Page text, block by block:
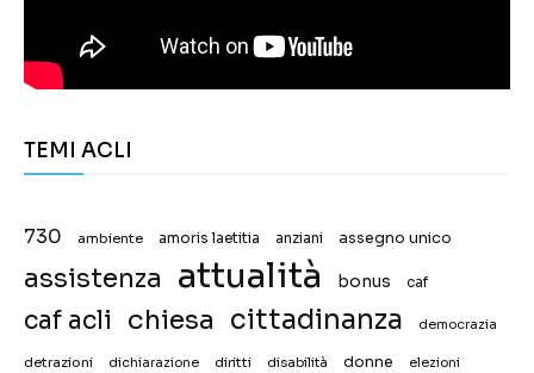
TEMI ACLI
730 ambiente amoris laetitia anziani assegno unico
assistenza attualità bonus caf
caf acli chiesa cittadinanza democrazia
detrazioni dichiarazione diritti disabilità donne elezioni